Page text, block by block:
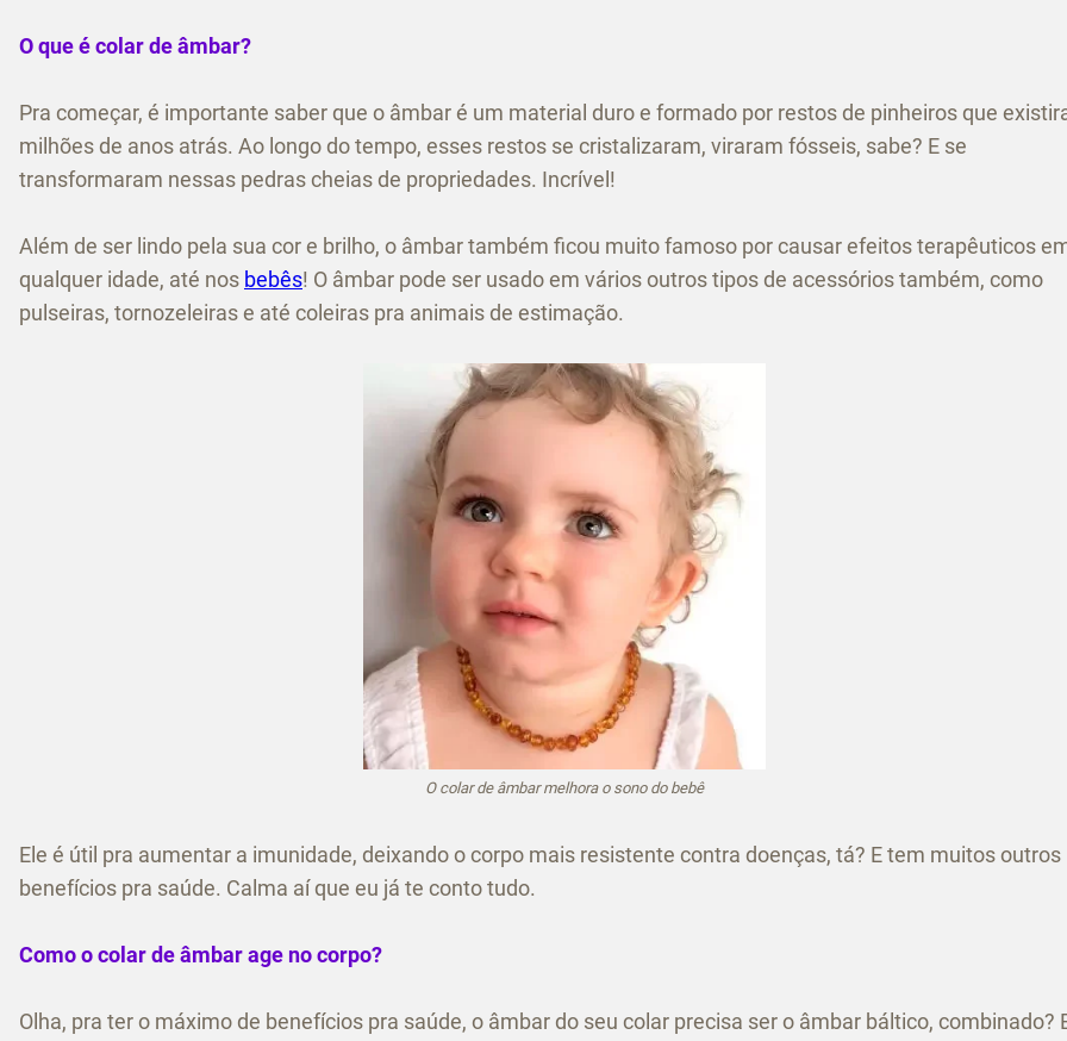
O que é colar de âmbar?
Pra começar, é importante saber que o âmbar é um material duro e formado por restos de pinheiros que
milhões de anos atrás. Ao longo do tempo, esses restos se cristalizaram, viraram fósseis, sabe? E se
transformaram nessas pedras cheias de propriedades. Incrível!
Além de ser lindo pela sua cor e brilho, o âmbar também ficou muito famoso por causar efeitos terapêuticos
qualquer idade, até nos bebês! O âmbar pode ser usado em vários outros tipos de acessórios também, como
pulseiras, tornozeleiras e até coleiras pra animais de estimação.
O colar de âmbar melhora o sono do bebê
Ele é útil pra aumentar a imunidade, deixando o corpo mais resistente contra doenças, tá? E tem muitos outros
benefícios pra saúde. Calma aí que eu já te conto tudo.
Como o colar de âmbar age no corpo?
Olha, pra ter o máximo de benefícios pra saúde, o âmbar do seu colar precisa ser o âmbar báltico, combinado?